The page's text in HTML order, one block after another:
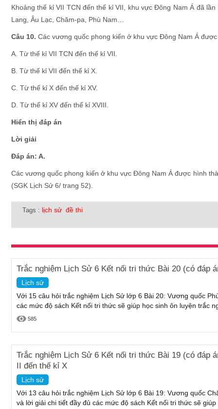
Khoảng thế kỉ VII TCN đến thế kỉ VII, khu vực Đông Nam Á đã
Lang, Âu Lạc, Chăm-pa, Phù Nam…
Câu 10. Các vương quốc phong kiến ở khu vực Đông Nam Á
A. Từ thế kỉ VII TCN đến thế kỉ VII.
B. Từ thế kỉ VII đến thế kỉ X.
C. Từ thế kỉ X đến thế kỉ XV.
D. Từ thế kỉ XV đến thế kỉ XVIII.
Hiển thị đáp án
Lời giải
Đáp án: A.
Các vương quốc phong kiến ở khu vực Đông Nam Á được hình
(SGK Lịch Sử 6/ trang 52).
Tags : lịch sử đề thi
Trắc nghiệm Lịch Sử 6 Kết nối tri thức Bài 20 (có đáp
Lịch sử
Với 15 câu hỏi trắc nghiệm Lịch Sử lớp 6 Bài 20: Vương quốc
các mức độ sách Kết nối tri thức sẽ giúp học sinh ôn luyện trắc
585
Trắc nghiệm Lịch Sử 6 Kết nối tri thức Bài 19 (có đáp
II đến thế kỉ X
Lịch sử
Với 13 câu hỏi trắc nghiệm Lịch Sử lớp 6 Bài 19: Vương quốc
và lời giải chi tiết đầy đủ các mức độ sách Kết nối tri thức sẽ